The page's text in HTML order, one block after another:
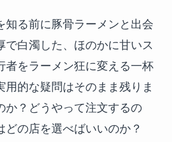
知る前に豚骨ラーメンと出会
で白濁した、ほのかに甘いス
者をラーメン狂に変える一杯
用的な疑問はそのまま残りま
か？どうやって注文するの
どの店を選べばいいのか？